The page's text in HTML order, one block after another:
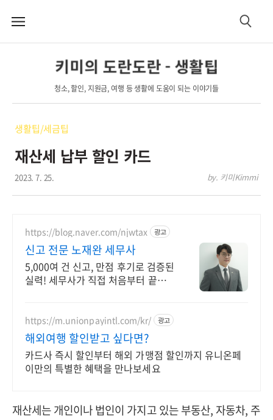
메
검
키미의 도란도란 - 생활팁
청소, 할인, 지원금, 여행 등 생활에 도움이 되는 이야기들
생활팁/세금팁
재산세 납부 할인 카드
2023. 7. 25. by. 키미Kimmi
https://blog.naver.com/njwtax 광고
신고 전문 노재완 세무사
5,000여 건 신고, 만점 후기로 검증된
실력! 세무사가 직접 처음부터 끝까
https://m.unionpayintl.com/kr/ 광고
해외여행 할인받고 싶다면?
카드사 즉시 할인부터 해외 가맹점 할인까지 유니온페
이만의 특별한 혜택을 만나보세요
재산세는 개인이나 법인이 가지고 있는 부동산, 자동차, 주